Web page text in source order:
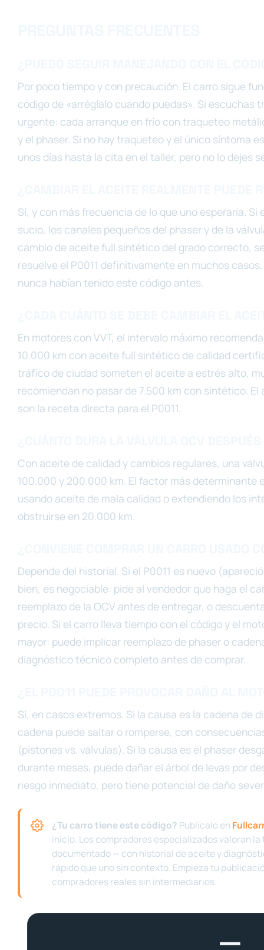
Por poco tiempo y con precaución. El carro sigue
código de «arréglalo cuando puedas». Si escuchas
urgente: cada arranque en frío con traqueteo
y el phaser. Si no hay traqueteo y el único síntoma
unos días hasta la cita en el taller, pero no lo dejes
Sí, y con más frecuencia de lo que uno esperaría.
sucio, los canales pequeños del phaser y de la
cambio de aceite full sintético del grado correcto,
resuelve el P0011 definitivamente en muchos
nunca habían tenido este código antes.
En motores con VVT, el intervalo máximo
10.000 km con aceite full sintético de calidad
tráfico de ciudad someten el aceite a estrés alto,
recomiendan no pasar de 7.500 km con sintético.
son la receta directa para el P0011.
Con aceite de calidad y cambios regulares, una
100.000 y 200.000 km. El factor más determinante
usando aceite de mala calidad o extendiendo los
obstruirse en 20.000 km.
Depende del historial. Si el P0011 es nuevo
bien, es negociable: pide al vendedor que haga el
reemplazo de la OCV antes de entregar, o
precio. Si el carro lleva tiempo con el código y el
mayor: puede implicar reemplazo de phaser o
diagnóstico técnico completo antes de comprar.
Sí, en casos extremos. Si la causa es la cadena de
cadena puede saltar o romperse, con
(pistones vs. válvulas). Si la causa es el phaser
durante meses, puede dañar el árbol de levas por
riesgo inmediato, pero tiene potencial de daño
¿Tu carro tiene este código? Publícalo en
inicio. Los compradores especializados valoran la
documentado — con historial de aceite y
rápido que uno sin contexto. Empieza tu
compradores reales sin intermediarios.
—